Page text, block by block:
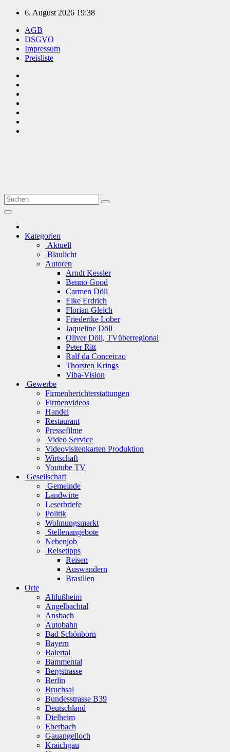
Zum
springen
6. August 2026 19:38
AGB
DSGVO
Impressum
Preisliste
Kategorien
Aktuell
Blaulicht
Autoren
Arndt Kessler
Benno Good
Carmen Döll
Elke Erdrich
Florian Gleich
Friederike Lober
Jaqueline Döll
Oliver Döll, TVüberregional
Peter Ritt
Ralf da Conceicao
Thorsten Krings
Viba-Vision
Gewerbe
Firmenberichterstattungen
Firmenvideos
Handel
Restaurant
Pressefilme
Video Service
Videovisitenkarten Produktion
Wirtschaft
Youtube TV
Gesellschaft
Gemeinde
Landwirte
Leserbriefe
Politik
Wohnungsmarkt
Stellenangebote
Nebenjob
Reisetipps
Reisen
Auswandern
Brasilien
Orte
Altlußheim
Angelbachtal
Ansbach
Autobahn
Bad Schönborn
Bayern
Baiertal
Bammental
Bergstrasse
Berlin
Bruchsal
Bundesstrasse B39
Deutschland
Dielheim
Eberbach
Gauangelloch
Kraichgau